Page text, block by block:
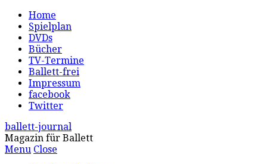
Home
Spielplan
DVDs
Bücher
TV-Termine
Ballett-frei
Impressum
facebook
Twitter
ballett-journal
Magazin für Ballett
Menu Close